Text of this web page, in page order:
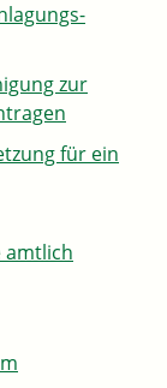
zur
für ein
amtlich